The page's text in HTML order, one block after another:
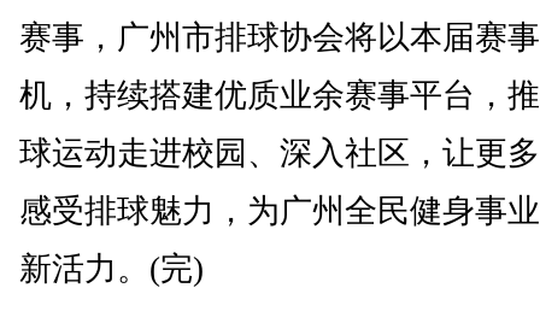
赛事，广州市排球协会将以本届赛
机，持续搭建优质业余赛事平台，
球运动走进校园、深入社区，让更
感受排球魅力，为广州全民健身事
新活力。(完)